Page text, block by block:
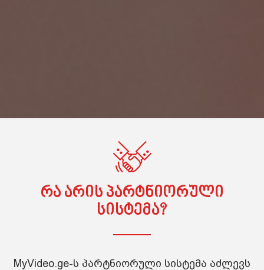
რა არის პარტნიორული
სისტემა?
MyVideo.ge-ს პარტნიორული სისტემა აძლევს